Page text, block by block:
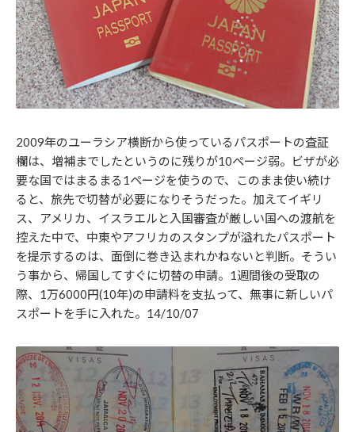
2009年のユーラシア横断から使っているパスポートの査証
欄は、増補までしたというのに残りが10ページ弱。ビザが必
要な国ではまるまる1ページを使うので、このまま使い続け
ると、旅先で切替が必要になりそうだった。加えてイギリ
ス、アメリカ、イスラエルと入国審査が厳しい国への渡航を
控えた中で、中東やアフリカのスタンプが溢れたパスポート
を提示するのは、面倒に巻き込まれかねないと判断。そうい
う事から、帰国してすぐに切替の申請。1週間後の受取の
際、1万6000円(10年)の申請料を支払って、無事に新しいパ
スポートを手に入れた。14/10/07